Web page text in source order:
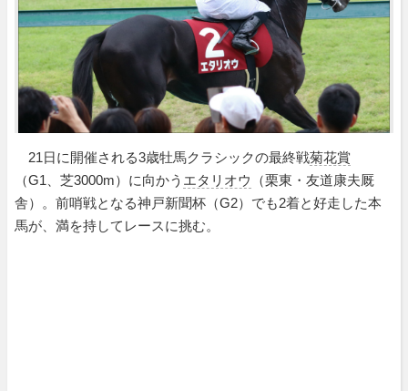
21日に開催される3歳牡馬クラシックの最終戦菊花賞
（G1、芝3000m）に向かう エタリオウ
（栗東・友道康夫厩
舎）。前哨戦となる神戸新聞杯（G2）でも2着と好走した本
馬が、満を持してレースに挑む。